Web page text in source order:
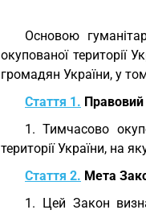
Основою
окупованої території
громадян України, у
Стаття 1. Правовий
1. Тимчасово
території України, на
Стаття 2. Мета
1. Цей Закон